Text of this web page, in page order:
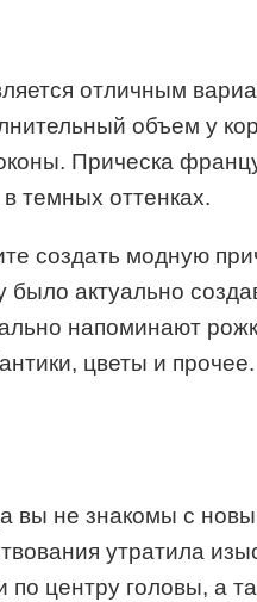
отличным
объем у
Прическа
темных оттенках.
создать модную
актуально
напоминают
цветы и
вы не знакомы с
утратила
центру головы, а